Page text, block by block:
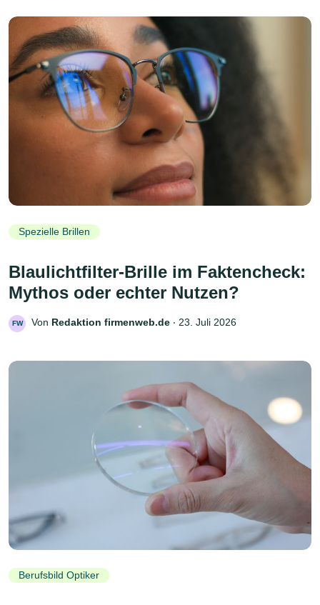
Spezielle Brillen
Blaulichtfilter-Brille im Faktencheck:
Mythos oder echter Nutzen?
FW Von Redaktion firmenweb.de ‧ 23. Juli 2026
Berufsbild Optiker